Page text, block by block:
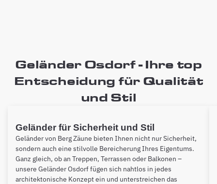
Geländer Osdorf - Ihre top
Entscheidung für Qualität
und Stil
Geländer für Sicherheit und Stil
Geländer von Berg Zäune bieten Ihnen nicht nur Sicherheit,
sondern auch eine stilvolle Bereicherung Ihres Eigentums.
Ganz gleich, ob an Treppen, Terrassen oder Balkonen –
unsere Geländer Osdorf fügen sich nahtlos in jedes
architektonische Konzept ein und unterstreichen das